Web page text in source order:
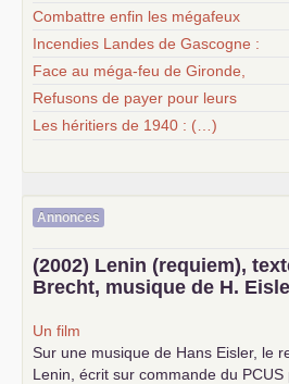
Combattre enfin les mégafeux
Incendies Landes de Gascogne :
Face au méga-feu de Gironde,
Refusons de payer pour leurs
Les héritiers de 1940 : (…)
Annonces
(2002) Lenin (requiem),
Brecht, musique de H.
Un film
Sur une musique de Hans Eisler, le
Lenin, écrit sur commande du PCUS